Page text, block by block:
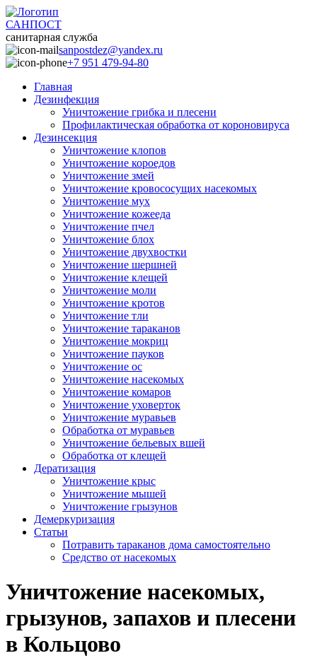
САНПОСТ
санитарная служба
sanpostdez@yandex.ru
+7 951 479-94-80
Главная
Дезинфекция
Уничтожение грибка и плесени
Профилактическая обработка от короновируса
Дезинсекция
Уничтожение клопов
Уничтожение короедов
Уничтожение змей
Уничтожение кровососущих насекомых
Уничтожение мух
Уничтожение кожееда
Уничтожение пчел
Уничтожение блох
Уничтожение двухвостки
Уничтожение шершней
Уничтожение клещей
Уничтожение моли
Уничтожение кротов
Уничтожение тли
Уничтожение тараканов
Уничтожение мокриц
Уничтожение пауков
Уничтожение ос
Уничтожение насекомых
Уничтожение комаров
Уничтожение уховерток
Уничтожение муравьев
Обработка от муравьев
Уничтожение бельевых вшей
Обработка от клещей
Дератизация
Уничтожение крыс
Уничтожение мышей
Уничтожение грызунов
Демеркуризация
Статьи
Потравить тараканов дома самостоятельно
Средство от насекомых
Уничтожение насекомых,
грызунов, запахов и плесени
в Кольцово